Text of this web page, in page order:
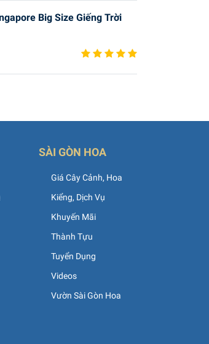
Big Size Giếng Trời
SÀI GÒN HOA
Giá Cây Cảnh, Hoa
Kiểng, Dịch Vụ
Khuyến Mãi
Thành Tựu
Tuyển Dụng
Videos
Vườn Sài Gòn Hoa